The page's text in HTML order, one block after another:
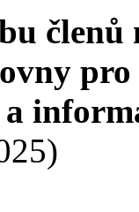
členů